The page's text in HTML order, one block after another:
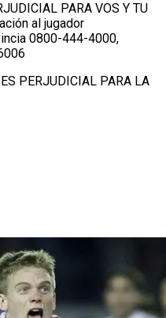
PARA VOS Y TU
al jugador
0800-444-4000,
PERJUDICIAL PARA LA